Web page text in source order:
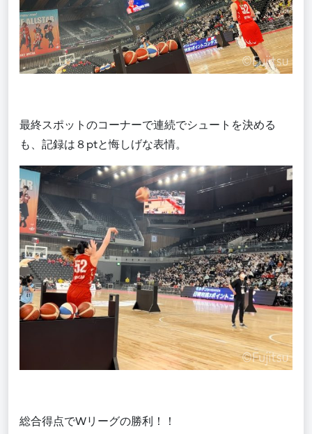
最終スポットのコーナーで連続でシュートを決める
も、記録は８ptと悔しげな表情。
総合得点でWリーグの勝利！！